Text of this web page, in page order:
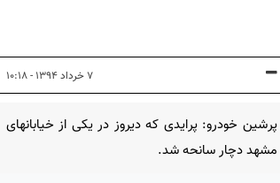
۷ خرداد ۱۳۹۴ - ۱۰:۱۸
پرشین خودرو: پرایدی که دیروز در یکی از خیابانهای
مشهد دچار سانحه شد.